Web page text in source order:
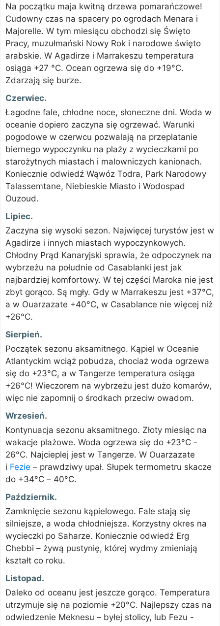
Na początku maja kwitną drzewa pomarańczowe!
Cudowny czas na spacery po ogrodach Menara i
Majorelle. W tym miesiącu obchodzi się Święto
Pracy, muzułmański Nowy Rok i narodowe święto
arabskie. W Agadirze i Marrakeszu temperatura
osiąga +27 °C. Ocean ogrzewa się do +19°C.
Zdarzają się burze.
Czerwiec.
Łagodne fale, chłodne noce, słoneczne dni. Woda w
oceanie dopiero zaczyna się ogrzewać. Warunki
pogodowe w czerwcu pozwalają na przeplatanie
biernego wypoczynku na plaży z wycieczkami po
starożytnych miastach i malowniczych kanionach.
Koniecznie odwiedź Wąwóz Todra, Park Narodowy
Talassemtane, Niebieskie Miasto i Wodospad
Ouzoud.
Lipiec.
Zaczyna się wysoki sezon. Najwięcej turystów jest w
Agadirze i innych miastach wypoczynkowych.
Chłodny Prąd Kanaryjski sprawia, że odpoczynek na
wybrzeżu na południe od Casablanki jest jak
najbardziej komfortowy. W tej części Maroka nie jest
zbyt gorąco. Są mgły. Gdy w Marrakeszu jest +37°C,
a w Ouarzazate +40°C, w Casablance nie więcej niż
+26°C.
Sierpień.
Początek sezonu aksamitnego. Kąpiel w Oceanie
Atlantyckim wciąż pobudza, chociaż woda ogrzewa
się do +23°C, a w Tangerze temperatura osiąga
+26°C! Wieczorem na wybrzeżu jest dużo komarów,
więc nie zapomnij o środkach przeciw owadom.
Wrzesień.
Kontynuacja sezonu aksamitnego. Złoty miesiąc na
wakacje plażowe. Woda ogrzewa się do +23°C -
26°C. Najcieplej jest w Tangerze. W Ouarzazate
i Fezie – prawdziwy upał. Słupek termometru skacze
do +34°C – 40°C.
Październik.
Zamknięcie sezonu kąpielowego. Fale stają się
silniejsze, a woda chłodniejsza. Korzystny okres na
wycieczki po Saharze. Koniecznie odwiedź Erg
Chebbi – żywą pustynię, której wydmy zmieniają
kształt co roku.
Listopad.
Daleko od oceanu jest jeszcze gorąco. Temperatura
utrzymuje się na poziomie +20°C. Najlepszy czas na
odwiedzenie Meknesu – byłej stolicy, lub Fezu -